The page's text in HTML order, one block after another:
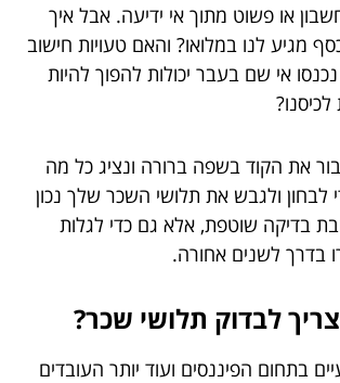
או פשוט מתוך אי ידיעה. אבל איך
מגיע לנו במלואו? והאם טעויות חישוב
אי שם בעבר יכולות להפוך להיות
את הקוד בשפה ברורה ונציג כל מה
לבחון ולגבש את תלושי השכר שלך נכון
בדיקה שוטפת, אלא גם כדי לגלות
בדרך לשנים אחורה.
לבדוק תלושי שכר?
בתחום הפיננסים ועוד יותר העובדים